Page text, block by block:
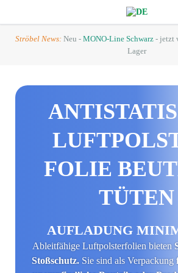
Ströbel News: Neu - MONO-Line Schwarz - jetzt
Lager
FOLIE
TÜTEN
AUFLADUNG
Ableitfähige Luft­polster­folien bieten
Stoßschutz. Sie sind als Verpackung